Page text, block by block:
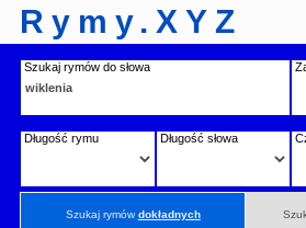
Rymy.XYZ
Szukaj rymów do słowa
Długość rymu Długość słowa
Szukaj rymówdokładnych